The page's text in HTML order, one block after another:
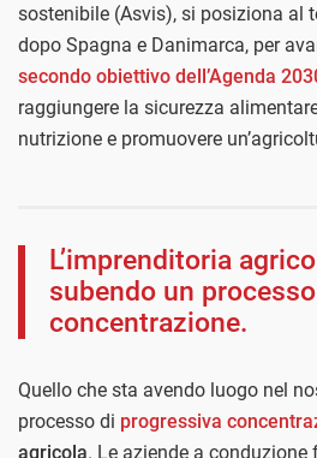
sostenibile (Asvis), si posiziona al
dopo Spagna e Danimarca, per
secondo obiettivo dell’Agenda
raggiungere la sicurezza
nutrizione e promuovere
L’imprenditoria
subendo un
concentrazione.
Quello che sta avendo luogo nel
processo di progressiva
agricola. Le aziende a